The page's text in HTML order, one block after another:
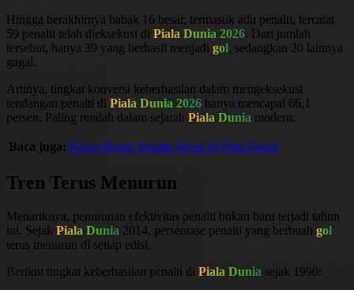
Hingga berakhirnya babak 16 besar, termasuk adu penalti, tercatat
59 penalti telah dieksekusi di Piala Dunia 2026. Dari jumlah
tersebut, hanya 39 yang berhasil menjadi gol, sedangkan 20 lainnya
gagal.
Artinya, tingkat konversi keberhasilan dalam mengeksekusi
tendangan penalti di Piala Dunia 2026 hanya mencapai 66,1
persen. Paling rendah dalam sejarah Piala Dunia modern.
Baca juga: Rekor Buruk Penalti Messi di Piala Dunia
Tren Terus Menurun
Menariknya, penurunan efektivitas penalti bukan baru terjadi tahun
ini. Sejak Piala Dunia 2014, persentase penalti yang berbuah gol
terus menurun di setiap edisi.
Berikut tingkat keberhasilan penalti di Piala Dunia sejak 1990: